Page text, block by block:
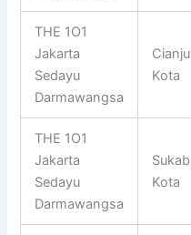
THE 1O1
Jakarta
Sedayu
Darmawangsa
Kota
THE 1O1
Jakarta
Sedayu
Darmawangsa
Kota